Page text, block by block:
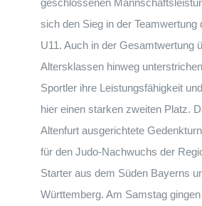
geschlossenen
sich den Sieg in der Teamwertung
U11. Auch in der Gesamtwertung
Altersklassen hinweg
Sportler ihre Leistungsfähigkeit
hier einen starken zweiten Platz.
Altenfurt ausgerichtete
für den Judo-Nachwuchs der
Starter aus dem Süden Bayerns
Württemberg. Am Samstag